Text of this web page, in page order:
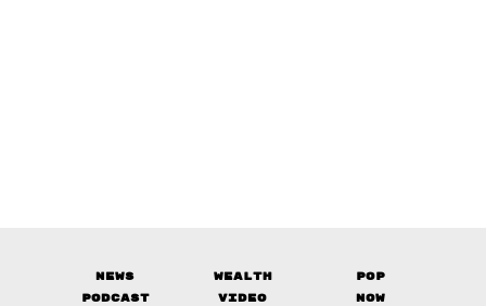
News Wealth
Pop
Podcast
Video Now